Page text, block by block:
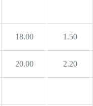
18.00 1.50
20.00 2.20